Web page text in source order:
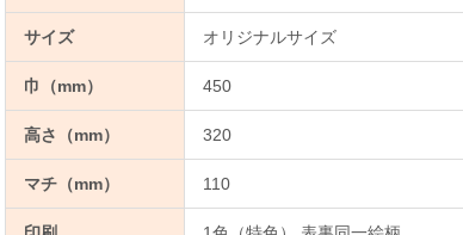
サイズ オリジナルサイズ
巾（mm） 450
高さ（mm） 320
マチ（mm） 110